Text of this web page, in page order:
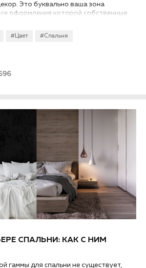
#Цвет #Спальня
Это буквально ваша зона
оформления которой собственные
цветочным принтом и строгим
с выбором.
СПАЛЬНИ: КАК С НИМ
гаммы для спальни не существует,